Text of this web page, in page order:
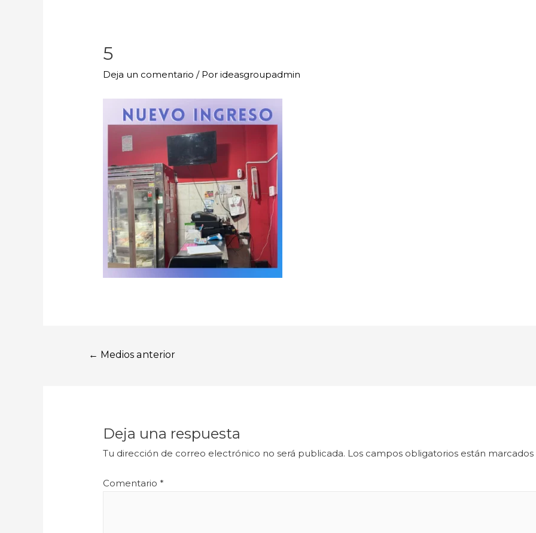
5
Deja un comentario / Porideasgroupadmin
← Medios anterior
Deja una respuesta
Tu dirección de correo electrónico no será publicada. Los campos obligatorios están
Comentario*